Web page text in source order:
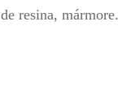
resina, mármore.